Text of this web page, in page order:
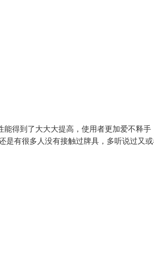
得到了大大大提高，使用者更加爱不释
有很多人没有接触过牌具，多听说过又